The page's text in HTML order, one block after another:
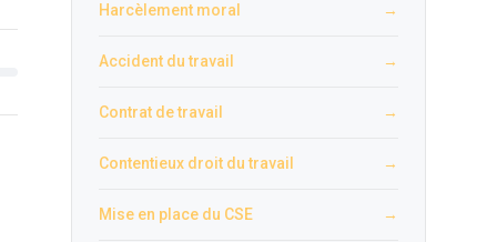
Harcèlement moral →
Accident du travail →
Contrat de travail →
Contentieux droit du travail →
Mise en place du CSE →